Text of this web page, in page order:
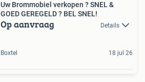
Uw Brommobiel verkopen ? SNEL &
GOED GEREGELD ? BEL SNEL!
Op aanvraag Details
Boxtel 18 jul 26